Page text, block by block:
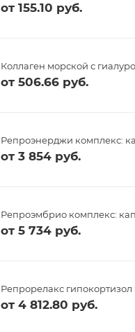
от 155.10 руб.
Коллаген морской с
от 506.66 руб.
Репроэнерджи комплекс:
от 3 854 руб.
Репроэмбрио комплекс:
от 5 734 руб.
Репрорелакс
от 4 812.80 руб.